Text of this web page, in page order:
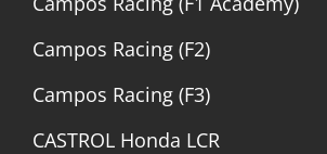
Campos Racing (F2)
Campos Racing (F3)
CASTROL Honda LCR